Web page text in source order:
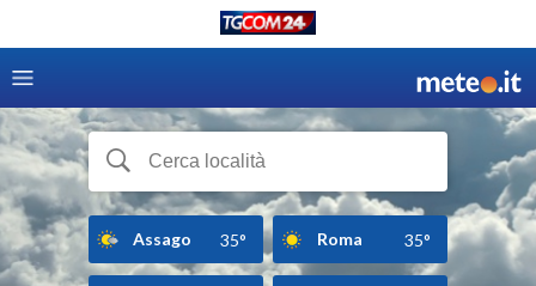
Assago 35° Roma 35°